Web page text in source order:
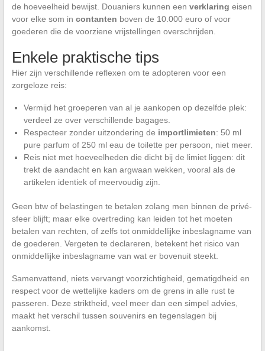
de hoeveelheid bewijst. Douaniers kunnen een verklaring eisen
voor elke som in contanten boven de 10.000 euro of voor
goederen die de voorziene vrijstellingen overschrijden.
Enkele praktische tips
Hier zijn verschillende reflexen om te adopteren voor een
zorgeloze reis:
Vermijd het groeperen van al je aankopen op dezelfde plek:
verdeel ze over verschillende bagages.
Respecteer zonder uitzondering de importlimieten: 50 ml
pure parfum of 250 ml eau de toilette per persoon, niet meer.
Reis niet met hoeveelheden die dicht bij de limiet liggen: dit
trekt de aandacht en kan argwaan wekken, vooral als de
artikelen identiek of meervoudig zijn.
Geen btw of belastingen te betalen zolang men binnen de privé-
sfeer blijft; maar elke overtreding kan leiden tot het moeten
betalen van rechten, of zelfs tot onmiddellijke inbeslagname van
de goederen. Vergeten te declareren, betekent het risico van
onmiddellijke inbeslagname van wat er bovenuit steekt.
Samenvattend, niets vervangt voorzichtigheid, gematigdheid en
respect voor de wettelijke kaders om de grens in alle rust te
passeren. Deze striktheid, veel meer dan een simpel advies,
maakt het verschil tussen souvenirs en tegenslagen bij
aankomst.